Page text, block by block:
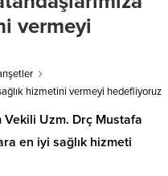
vermeyi
hizmetini vermeyi hedefliyoruz
Uzm. Drç Mustafa
en iyi sağlık hizmeti